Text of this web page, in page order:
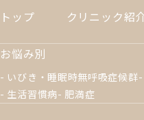
トップ クリニック紹
お悩み別
いびき・睡眠時無呼吸症候群
生活習慣病 肥満症